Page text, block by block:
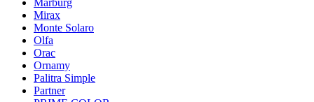
Marburg
Mirax
Monte Solaro
Olfa
Orac
Ornamy
Palitra Simple
Partner